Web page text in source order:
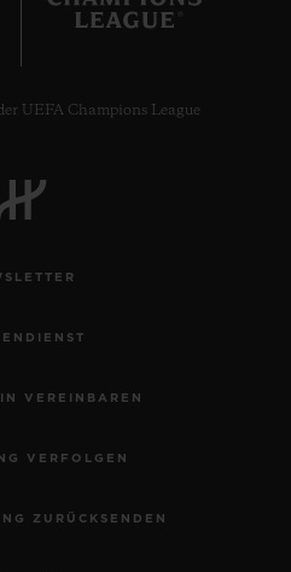
UEFA Champions League
VEREINBAREN
VERFOLGEN
ZURÜCKSENDEN